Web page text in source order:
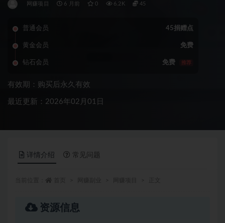
网赚项目 6 月前 0 6.2K 45
普通会员 45捐赠点
黄金会员 免费
钻石会员 免费 推荐
有效期：购买后永久有效
最近更新：2026年02月01日
详情介绍 常见问题
资源信息